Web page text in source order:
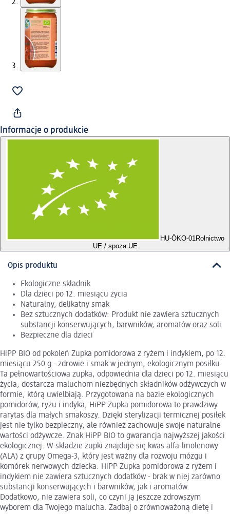
Informacje o produkcie
HU-ÖKO-01Rolnictwo
UE / spoza UE
Opis produktu
Ekologiczne składnik
Dla dzieci po 12. miesiącu życia
Naturalny, delikatny smak
Bez sztucznych dodatków: Produkt nie zawiera sztucznych
substancji konserwujących, barwników, aromatów oraz soli
Bezpieczne dla dzieci
HiPP BIO od pokoleń Zupka pomidorowa z ryżem i indykiem, po 12.
miesiącu 250 g - zdrowie i smak w jednym, ekologicznym posiłku.
Ta pełnowartościowa zupka, odpowiednia dla dzieci po 12. miesiącu
życia, dostarcza maluchom niezbędnych składników odżywczych w
formie, którą uwielbiają. Przygotowana na bazie ekologicznych
pomidorów, ryżu i indyka, HiPP Zupka pomidorowa to prawdziwy
rarytas dla małych smakoszy. Dzięki sterylizacji termicznej posiłek
jest nie tylko bezpieczny, ale również zachowuje swoje naturalne
wartości odżywcze. Znak HiPP BIO to gwarancja najwyższej jakości
ekologicznej. W składzie zupki znajduje się kwas alfa-linolenowy
(ALA) z grupy Omega-3, który jest ważny dla rozwoju mózgu i
komórek nerwowych dziecka. HiPP Zupka pomidorowa z ryżem i
indykiem nie zawiera sztucznych dodatków - brak w niej zarówno
substancji konserwujących i barwników, jak i aromatów.
Dodatkowo, nie zawiera soli, co czyni ją jeszcze zdrowszym
wyborem dla Twojego malucha. Zadbaj o zrównoważoną dietę i